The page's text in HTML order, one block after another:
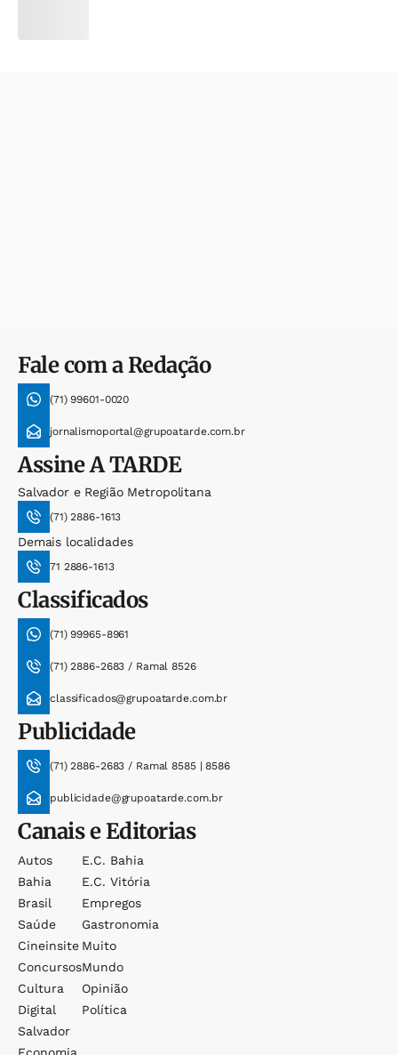
Fale com a Redação
(71) 99601-0020
jornalismoportal@grupoatarde.com.br
AssineA TARDE
Salvador e Região Metropolitana
(71) 2886-1613
Demais localidades
71 2886-1613
Classificados
(71) 99965-8961
(71) 2886-2683 / Ramal 8526
classificados@grupoatarde.com.br
Publicidade
(71) 2886-2683 / Ramal 8585 | 8586
publicidade@grupoatarde.com.br
Canais e Editorias
Autos
Bahia
Brasil
Saúde
Cineinsite
Concursos
Cultura
Digital
Salvador
E.c. Bahia
E.c. Vitória
Empregos
Gastronomia
Muito
Mundo
Opinião
Política